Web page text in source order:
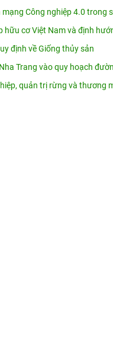
Công nghiệp 4.0 trong
hữu cơ Việt Nam và định
định về Giống thủy sản
Trang vào quy hoạch
quản trị rừng và thương